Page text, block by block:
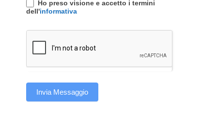
Ho preso visione e accetto i termini
dell'informativa
Invia Messaggio